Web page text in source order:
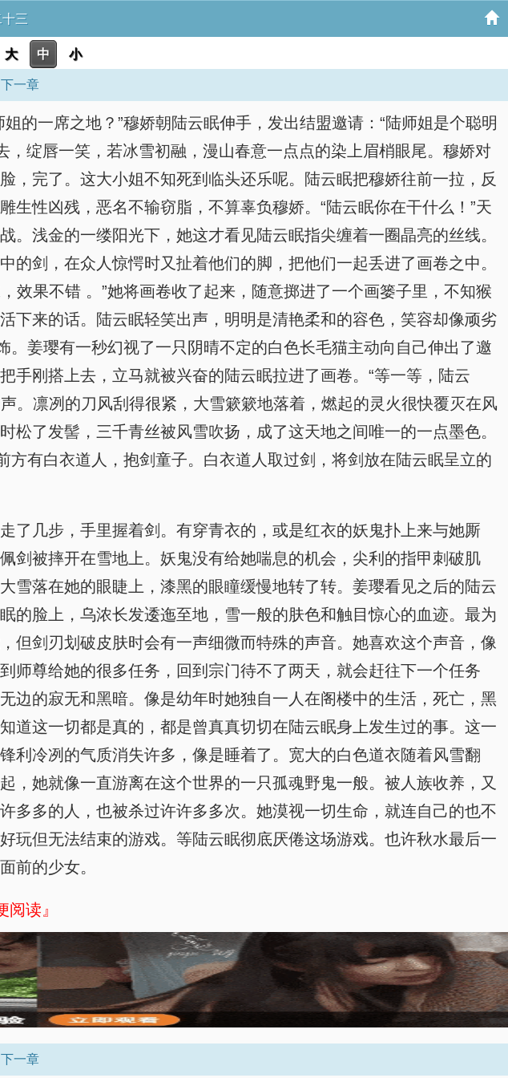
三
大 中 小
下一章
的一席之地？”穆娇朝陆云眠伸手，发出结盟邀请：“陆师姐是个聪明
绽唇一笑，若冰雪初融，漫山春意一点点的染上眉梢眼尾。穆娇对
完了。这大小姐不知死到临头还乐呢。陆云眠把穆娇往前一拉，反
性凶残，恶名不输窃脂，不算辜负穆娇。“陆云眠你在干什么！”天
浅金的一缕阳光下，她这才看见陆云眠指尖缠着一圈晶亮的丝线。
剑，在众人惊愕时又扯着他们的脚，把他们一起丢进了画卷之中。
效果不错 。”她将画卷收了起来，随意掷进了一个画篓子里，不知猴
来的话。陆云眠轻笑出声，明明是清艳柔和的容色，笑容却像顽劣
姜璎有一秒幻视了一只阴晴不定的白色长毛猫主动向自己伸出了邀
刚搭上去，立马就被兴奋的陆云眠拉进了画卷。“等一等，陆云
。凛冽的刀风刮得很紧，大雪簌簌地落着，燃起的灵火很快覆灭在风
了发髻，三千青丝被风雪吹扬，成了这天地之间唯一的一点墨色。
有白衣道人，抱剑童子。白衣道人取过剑，将剑放在陆云眠呈立的
了几步，手里握着剑。有穿青衣的，或是红衣的妖鬼扑上来与她厮
剑被摔开在雪地上。妖鬼没有给她喘息的机会，尖利的指甲刺破肌
雪落在她的眼睫上，漆黑的眼瞳缓慢地转了转。姜璎看见之后的陆云
的脸上，乌浓长发逶迤至地，雪一般的肤色和触目惊心的血迹。最为
但剑刃划破皮肤时会有一声细微而特殊的声音。她喜欢这个声音，像
师尊给她的很多任务，回到宗门待不了两天，就会赶往下一个任务
边的寂无和黑暗。像是幼年时她独自一人在阁楼中的生活，死亡，黑
道这一切都是真的，都是曾真真切切在陆云眠身上发生过的事。这一
利冷冽的气质消失许多，像是睡着了。宽大的白色道衣随着风雪翻
她就像一直游离在这个世界的一只孤魂野鬼一般。被人族收养，又
多多的人，也被杀过许许多多次。她漠视一切生命，就连自己的也不
玩但无法结束的游戏。等陆云眠彻底厌倦这场游戏。也许秋水最后一
前的少女。
阅读』
下一章